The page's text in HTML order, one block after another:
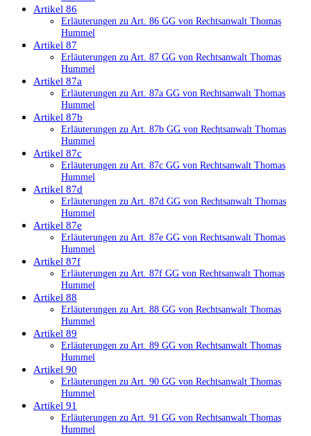
Artikel 86
Erläuterungen zu Art. 86 GG von Rechtsanwalt Thomas
Hummel
Artikel 87
Erläuterungen zu Art. 87 GG von Rechtsanwalt Thomas
Hummel
Artikel 87a
Erläuterungen zu Art. 87a GG von Rechtsanwalt Thomas
Hummel
Artikel 87b
Erläuterungen zu Art. 87b GG von Rechtsanwalt Thomas
Hummel
Artikel 87c
Erläuterungen zu Art. 87c GG von Rechtsanwalt Thomas
Hummel
Artikel 87d
Erläuterungen zu Art. 87d GG von Rechtsanwalt Thomas
Hummel
Artikel 87e
Erläuterungen zu Art. 87e GG von Rechtsanwalt Thomas
Hummel
Artikel 87f
Erläuterungen zu Art. 87f GG von Rechtsanwalt Thomas
Hummel
Artikel 88
Erläuterungen zu Art. 88 GG von Rechtsanwalt Thomas
Hummel
Artikel 89
Erläuterungen zu Art. 89 GG von Rechtsanwalt Thomas
Hummel
Artikel 90
Erläuterungen zu Art. 90 GG von Rechtsanwalt Thomas
Hummel
Artikel 91
Erläuterungen zu Art. 91 GG von Rechtsanwalt Thomas
Hummel